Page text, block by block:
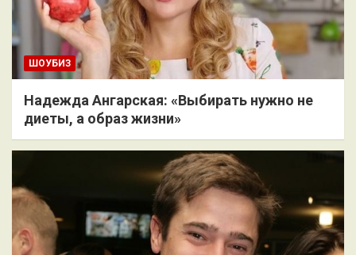
ШОУБИЗ
Надежда Ангарская: «Выбирать нужно не
диеты, а образ жизни»